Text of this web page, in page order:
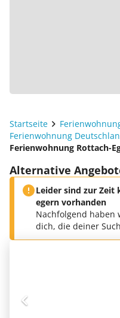
Startseite
Ferienwohnung
Ferienwohnung Rottach-
Alternative
Leider sind zur Zeit
egern vorhanden
Nachfolgend haben
dich, die deiner